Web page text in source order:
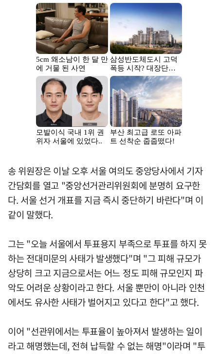
송 위원장은 이날 오후 서울 여의도 중앙당사에서 기자
간담회를 열고 "중앙선거관리위원회에 분명히 요구한
다. 서울 선거 개표를 지금 즉시 중단하기 바란다"며 이
같이 말했다.
그는 "오늘 서울에서 투표용지 부족으로 투표를 하지 못
하는 전대미문의 사태가 발생했다"며 "그 피해 규모가
상당히 크고 지금으로서는 어느 정도 피해 규모인지 파
악도 어려운 상황이라고 한다. 서울 뿐만이 아니라 인천
에서도 유사한 사태가 벌어지고 있다고 한다"고 했다.
이어 "선관위에서는 투표율이 높아져서 발생하는 일이
라고 해명했는데, 전혀 납득할 수 없는 해명"이라며 "투